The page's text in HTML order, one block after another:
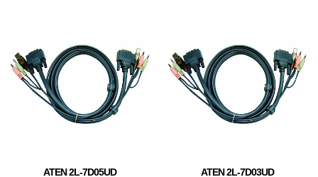
ATEN 2L-7D05UD ATEN 2L-7D03UD